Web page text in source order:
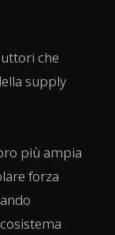
che
supply
più ampia
forza